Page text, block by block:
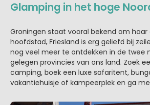
Glamping in het hoge
Groningen staat vooral bekend om haar
hoofdstad, Friesland is erg geliefd bij
nog veel meer te ontdekken in de twee
gelegen provincies van ons land. Zoek
camping, boek een luxe safaritent,
vakantiehuisje of kampeerplek en ga